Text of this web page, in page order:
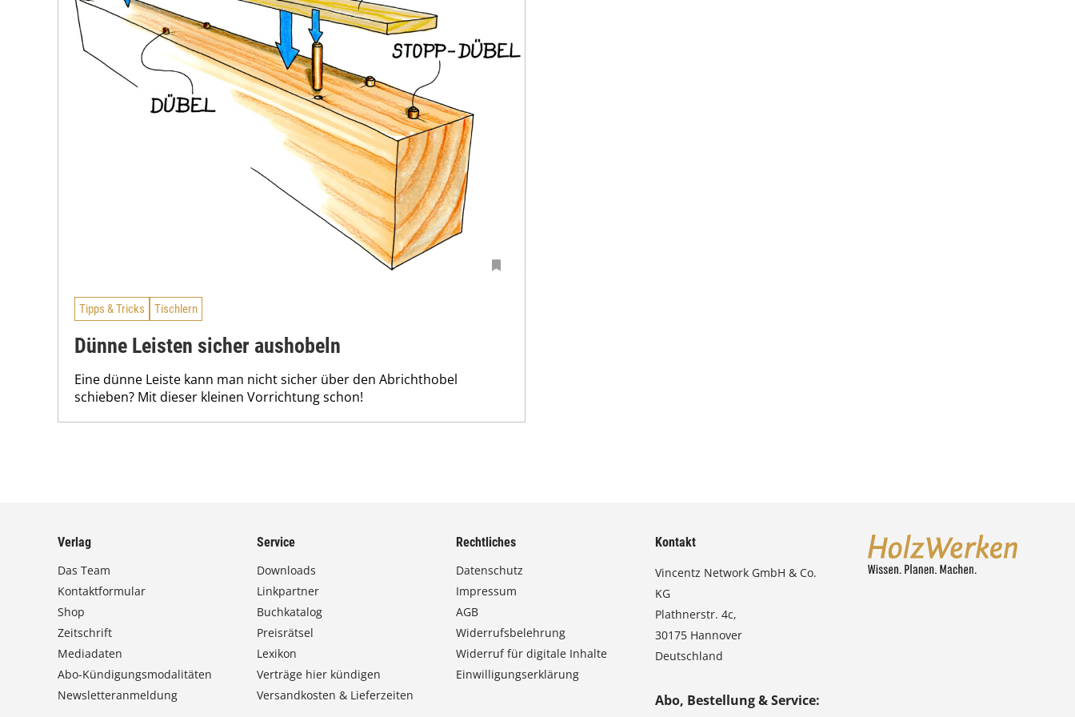
Tipps & Tricks Tischlern
Dünne Leisten sicher aushobeln
Eine dünne Leiste kann man nicht sicher über den Abrichthobel
schieben? Mit dieser kleinen Vorrichtung schon!
Verlag
Das Team
Kontaktformular
Shop
Zeitschrift
Mediadaten
Abo-Kündigungsmodalitäten
Newsletteranmeldung
Service
Downloads
Linkpartner
Buchkatalog
Preisrätsel
Lexikon
Verträge hier kündigen
Versandkosten & Lieferzeiten
Rechtliches
Datenschutz
Impressum
AGB
Widerrufsbelehrung
Widerruf für digitale Inhalte
Einwilligungserklärung
Kontakt
Vincentz Network GmbH & Co.
KG
Plathnerstr. 4c,
30175 Hannover
Deutschland
Abo, Bestellung & Service: